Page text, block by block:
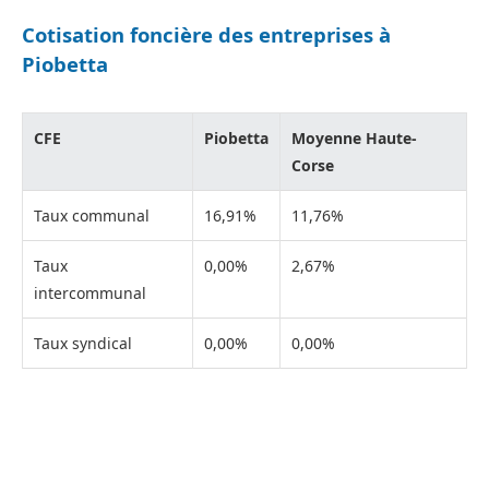
Cotisation foncière des entreprises à
Piobetta
CFE Piobetta
Moyenne Haute-
Corse
Taux communal 16,91% 11,76%
Taux
intercommunal
0,00% 2,67%
Taux syndical 0,00% 0,00%